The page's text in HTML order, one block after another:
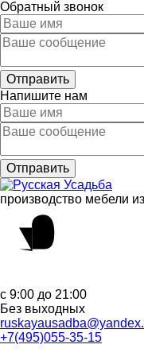
Обратный звонок
Напишите нам
производство мебели
с 9:00 до 21:00
Без выходных
+7(495)055-35-15